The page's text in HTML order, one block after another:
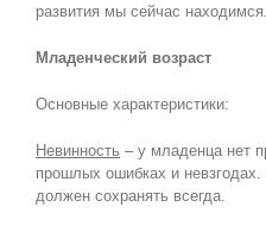
развития мы сейчас находимся.
Младенческий возраст
Основные характеристики:
Невинность – у младенца нет
прошлых ошибках и невзгодах.
должен сохранять всегда.